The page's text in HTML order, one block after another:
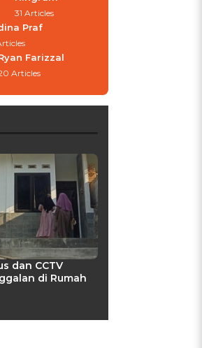
31 Articles
Praf
Farizzal
Articles
dan CCTV
di Rumah